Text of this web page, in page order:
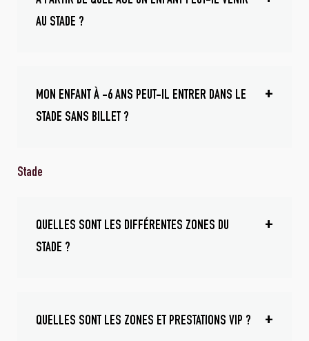
AU STADE ?
MON ENFANT À -6 ANS PEUT-IL ENTRER DANS LE
STADE SANS BILLET ?
Stade
QUELLES SONT LES DIFFÉRENTES ZONES DU
STADE ?
QUELLES SONT LES ZONES ET PRESTATIONS VIP ?